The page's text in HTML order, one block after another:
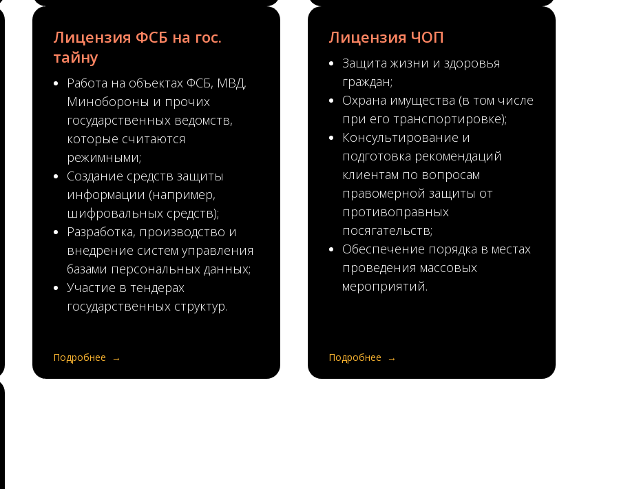
Лицензия ФСБ на гос.
тайну
Работа на объектах ФСБ, МВД,
Минобороны и прочих
государственных ведомств,
которые считаются
режимными;
Создание средств защиты
информации (например,
шифровальных средств);
Разработка, производство и
внедрение систем управления
базами персональных данных;
Участие в тендерах
государственных структур.
Подробнее
Лицензия ЧОП
Защита жизни и здоровья
граждан;
Охрана имущества (в том числе
при его транспортировке);
Консультирование и
подготовка рекомендаций
клиентам по вопросам
правомерной защиты от
противоправных
посягательств;
Обеспечение порядка в местах
проведения массовых
мероприятий.
Подробнее